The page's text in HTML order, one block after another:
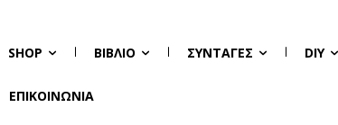
SHOP ΒΙΒΛΊΟ ΣΥΝΤΑΓΈΣ DIY
ΕΠΙΚΟΙΝΩΝΊΑ